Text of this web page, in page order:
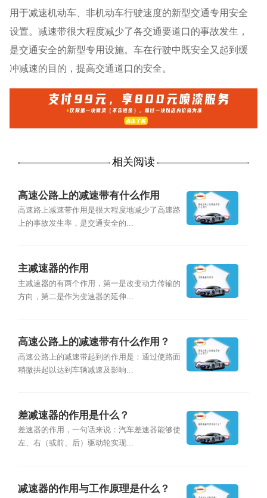
用于减速机动车、非机动车行驶速度的新型交通专用安全
设置。减速带很大程度减少了各交通要道口的事故发生，
是交通安全的新型专用设施。车在行驶中既安全又起到缓
冲减速的目的，提高交通道口的安全。
相关阅读
高速公路上的减速带有什么作用
高速路上减速带作用是很大程度地减少了高速路
上的事故发生率，是交通安全的...
主减速器的作用
主减速器的有两个作用，第一是改变动力传输的
方向，第二是作为变速器的延伸...
高速公路上的减速带有什么作用？
高速公路上的减速带起到的作用是：通过使路面
稍微拱起以达到车辆减速及影响...
差减速器的作用是什么？
差速器的作用，一句话来说：汽车差速器能够使
左、右（或前、后）驱动轮实现...
减速器的作用与工作原理是什么？